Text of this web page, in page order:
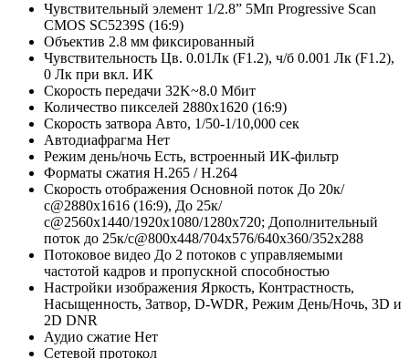
Чувствительный элемент 1/2.8” 5Мп Progressive Scan
CMOS SC5239S (16:9)
Объектив 2.8 мм фиксированный
Чувствительность Цв. 0.01Лк (F1.2), ч/б 0.001 Лк (F1.2),
0 Лк при вкл. ИК
Скорость передачи 32K~8.0 Мбит
Количество пикселей 2880х1620 (16:9)
Скорость затвора Авто, 1/50-1/10,000 сек
Автодиафрагма Нет
Режим день/ночь Есть, встроенный ИК-фильтр
Форматы сжатия H.265 / H.264
Скорость отображения Основной поток До 20к/
с@2880х1616 (16:9), До 25к/
с@2560x1440/1920х1080/1280x720; Дополнительный
поток до 25к/с@800x448/704х576/640x360/352х288
Потоковое видео До 2 потоков с управляемыми
частотой кадров и пропускной способностью
Настройки изображения Яркость, Контрастность,
Насыщенность, Затвор, D-WDR, Режим День/Ночь, 3D и
2D DNR
Аудио сжатие Нет
Сетевой протокол